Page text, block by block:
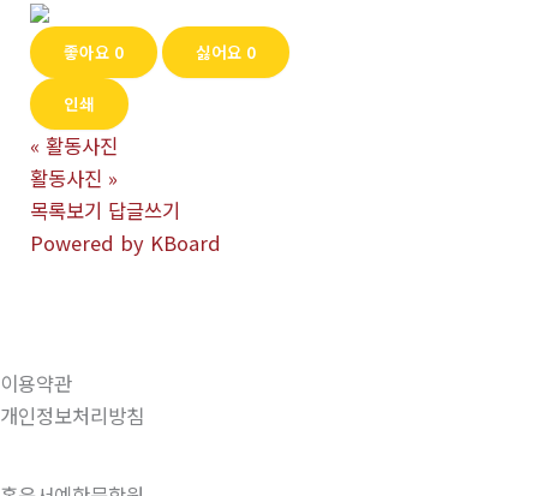
좋아요 0 싫어요 0
인쇄
« 활동사진
활동사진 »
목록보기 답글쓰기
Powered by KBoard
이용약관
개인정보처리방침